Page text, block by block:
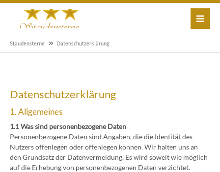
Staudensterne Datenschutzerklärung
Datenschutzerklärung
1. Allgemeines
1.1 Was sind personenbezogene Daten
Personenbezogene Daten sind Angaben, die die Identität des
Nutzers offenlegen oder offenlegen können. Wir halten uns an
den Grundsatz der Datenvermeidung. Es wird soweit wie möglich
auf die Erhebung von personenbezogenen Daten verzichtet.